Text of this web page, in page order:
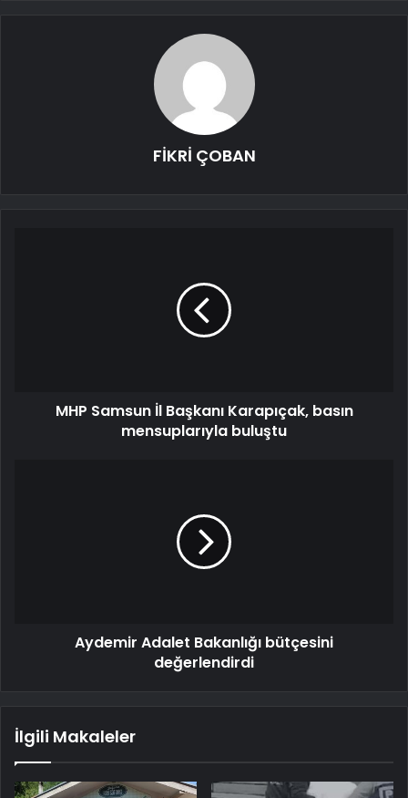
FİKRİ ÇOBAN
MHP Samsun İl Başkanı Karapıçak, basın
mensuplarıyla buluştu
Aydemir Adalet Bakanlığı bütçesini
değerlendirdi
İlgili Makaleler